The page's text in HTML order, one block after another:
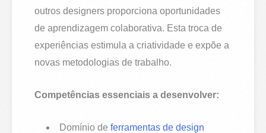
outros designers proporciona oportunidades
de aprendizagem colaborativa. Esta troca de
experiências estimula a criatividade e expõe a
novas metodologias de trabalho.
Competências essenciais a desenvolver:
Domínio deferramentas de design